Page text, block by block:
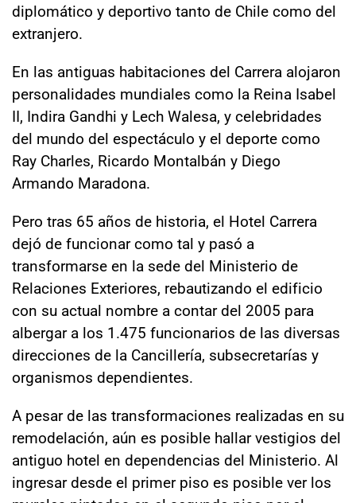
diplomático y deportivo tanto de Chile como del
extranjero.
En las antiguas habitaciones del Carrera alojaron
personalidades mundiales como la Reina Isabel
II, Indira Gandhi y Lech Walesa, y celebridades
del mundo del espectáculo y el deporte como
Ray Charles, Ricardo Montalbán y Diego
Armando Maradona.
Pero tras 65 años de historia, el Hotel Carrera
dejó de funcionar como tal y pasó a
transformarse en la sede del Ministerio de
Relaciones Exteriores, rebautizando el edificio
con su actual nombre a contar del 2005 para
albergar a los 1.475 funcionarios de las diversas
direcciones de la Cancillería, subsecretarías y
organismos dependientes.
A pesar de las transformaciones realizadas en su
remodelación, aún es posible hallar vestigios del
antiguo hotel en dependencias del Ministerio. Al
ingresar desde el primer piso es posible ver los